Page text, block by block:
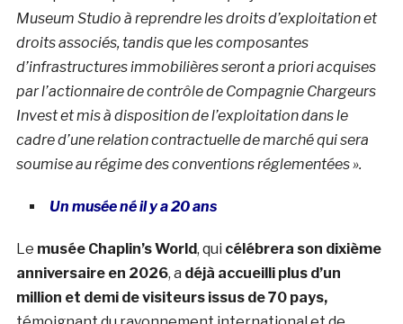
Museum Studio à reprendre les droits d’exploitation et
droits associés, tandis que les composantes
d’infrastructures immobilières seront a priori acquises
par l’actionnaire de contrôle de Compagnie Chargeurs
Invest et mis à disposition de l’exploitation dans le
cadre d’une relation contractuelle de marché qui sera
soumise au régime des conventions réglementées ».
Un musée né il y a 20 ans
Le musée Chaplin’s World, qui célébrera son dixième
anniversaire en 2026, a déjà accueilli plus d’un
million et demi de visiteurs issus de 70 pays,